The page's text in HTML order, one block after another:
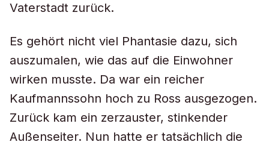
Vaterstadt zurück.
Es gehört nicht viel Phantasie dazu, sich
auszumalen, wie das auf die Einwohner
wirken musste. Da war ein reicher
Kaufmannssohn hoch zu Ross ausgezogen.
Zurück kam ein zerzauster, stinkender
Außenseiter. Nun hatte er tatsächlich die